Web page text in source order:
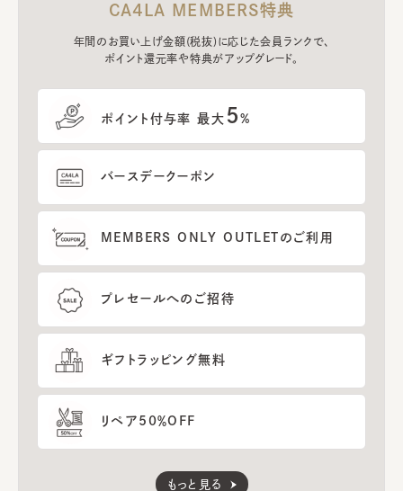
CA4LA MEMBERS特典
年間のお買い上げ金額(税抜)に応じた会員ランクで、
ポイント還元率や特典がアップグレード。
ポイント付与率 最大 5%
バースデークーポン
MEMBERS ONLY OUTLETのご利用
プレセールへのご招待
ギフトラッピング無料
リペア50％OFF
もっと見る